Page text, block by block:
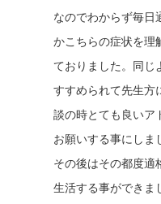
なのでわからず毎日
かこちらの症状を理
ておりました。同じ
すすめられて先生方
談の時とても良いア
お願いする事にしま
その後はその都度適
生活する事ができま